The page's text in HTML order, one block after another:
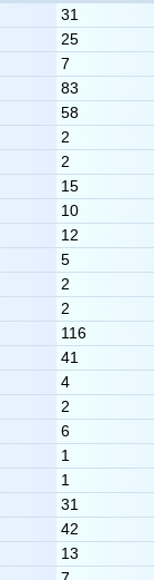
31
25
7
83
58
2
2
15
10
12
5
2
2
116
41
4
2
6
1
1
31
42
13